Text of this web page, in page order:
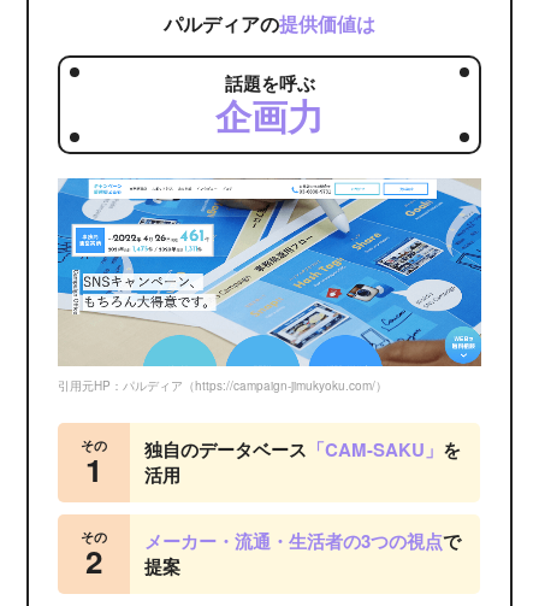
パルディアの提供価値は
話題を呼ぶ
企画力
引用元HP：パルディア（https://campaign-jimukyoku.com/）
その
1 独自のデータベース 「CAM-SAKU」 を
活用
その
2 メーカー・流通・生活者の3つの視点で
提案